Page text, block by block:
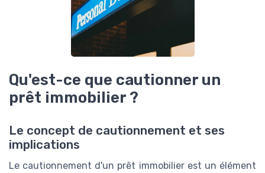
Qu'est-ce que cautionner un
prêt immobilier ?
Le concept de cautionnement et ses
implications
Le cautionnement d'un prêt immobilier est un élément